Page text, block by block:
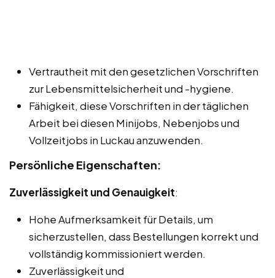
Vertrautheit mit den gesetzlichen Vorschriften
zur Lebensmittelsicherheit und -hygiene.
Fähigkeit, diese Vorschriften in der täglichen
Arbeit bei diesen Minijobs, Nebenjobs und
Vollzeitjobs in Luckau anzuwenden.
Persönliche Eigenschaften:
Zuverlässigkeit und Genauigkeit:
Hohe Aufmerksamkeit für Details, um
sicherzustellen, dass Bestellungen korrekt und
vollständig kommissioniert werden.
Zuverlässigkeit und